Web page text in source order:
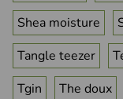
Shea moisture
Tangle teezer
Tgin
The doux